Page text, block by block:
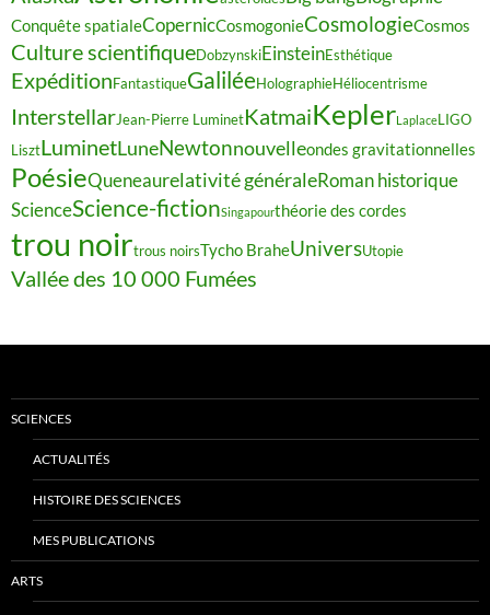
Conquête spatialeCopernicCosmogonieCosmologieCosmos
Culture scientifiqueDobzynskiEinsteinEsthétique
ExpéditionFantastiqueGaliléeHolographieHéliocentrisme
InterstellarJean-Pierre LuminetKatmaiKeplerLaplaceLIGO
LisztLuminetLuneNewtonnouvelleondes gravitationnelles
PoésieQueneaurelativité généraleRoman historique
ScienceScience-fictionSingapourthéorie des cordes
trou noirtrous noirsTycho BraheUniversUtopie
Vallée des 10 000 Fumées
SCIENCES
ACTUALITÉS
HISTOIRE DES SCIENCES
MES PUBLICATIONS
ARTS